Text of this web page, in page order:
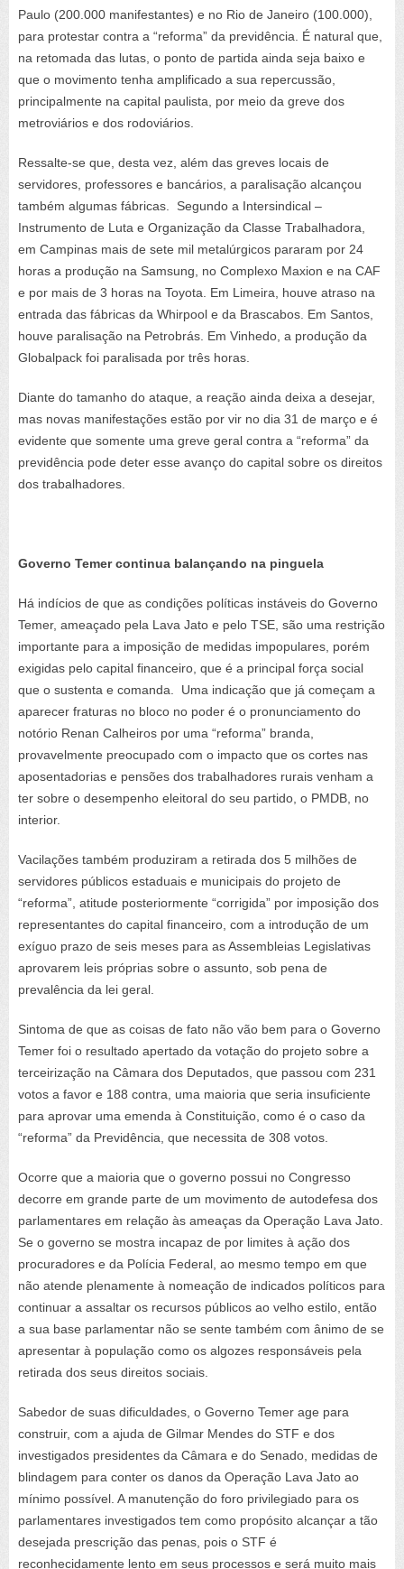
Paulo (200.000 manifestantes) e no Rio de Janeiro (100.000),
para protestar contra a “reforma” da previdência. É natural que,
na retomada das lutas, o ponto de partida ainda seja baixo e
que o movimento tenha amplificado a sua repercussão,
principalmente na capital paulista, por meio da greve dos
metroviários e dos rodoviários.
Ressalte-se que, desta vez, além das greves locais de
servidores, professores e bancários, a paralisação alcançou
também algumas fábricas. Segundo a Intersindical –
Instrumento de Luta e Organização da Classe Trabalhadora,
em Campinas mais de sete mil metalúrgicos pararam por 24
horas a produção na Samsung, no Complexo Maxion e na CAF
e por mais de 3 horas na Toyota. Em Limeira, houve atraso na
entrada das fábricas da Whirpool e da Brascabos. Em Santos,
houve paralisação na Petrobrás. Em Vinhedo, a produção da
Globalpack foi paralisada por três horas.
Diante do tamanho do ataque, a reação ainda deixa a desejar,
mas novas manifestações estão por vir no dia 31 de março e é
evidente que somente uma greve geral contra a “reforma” da
previdência pode deter esse avanço do capital sobre os direitos
dos trabalhadores.
Governo Temer continua balançando na pinguela
Há indícios de que as condições políticas instáveis do Governo
Temer, ameaçado pela Lava Jato e pelo TSE, são uma restrição
importante para a imposição de medidas impopulares, porém
exigidas pelo capital financeiro, que é a principal força social
que o sustenta e comanda. Uma indicação que já começam a
aparecer fraturas no bloco no poder é o pronunciamento do
notório Renan Calheiros por uma “reforma” branda,
provavelmente preocupado com o impacto que os cortes nas
aposentadorias e pensões dos trabalhadores rurais venham a
ter sobre o desempenho eleitoral do seu partido, o PMDB, no
interior.
Vacilações também produziram a retirada dos 5 milhões de
servidores públicos estaduais e municipais do projeto de
“reforma”, atitude posteriormente “corrigida” por imposição dos
representantes do capital financeiro, com a introdução de um
exíguo prazo de seis meses para as Assembleias Legislativas
aprovarem leis próprias sobre o assunto, sob pena de
prevalência da lei geral.
Sintoma de que as coisas de fato não vão bem para o Governo
Temer foi o resultado apertado da votação do projeto sobre a
terceirização na Câmara dos Deputados, que passou com 231
votos a favor e 188 contra, uma maioria que seria insuficiente
para aprovar uma emenda à Constituição, como é o caso da
“reforma” da Previdência, que necessita de 308 votos.
Ocorre que a maioria que o governo possui no Congresso
decorre em grande parte de um movimento de autodefesa dos
parlamentares em relação às ameaças da Operação Lava Jato.
Se o governo se mostra incapaz de por limites à ação dos
procuradores e da Polícia Federal, ao mesmo tempo em que
não atende plenamente à nomeação de indicados políticos para
continuar a assaltar os recursos públicos ao velho estilo, então
a sua base parlamentar não se sente também com ânimo de se
apresentar à população como os algozes responsáveis pela
retirada dos seus direitos sociais.
Sabedor de suas dificuldades, o Governo Temer age para
construir, com a ajuda de Gilmar Mendes do STF e dos
investigados presidentes da Câmara e do Senado, medidas de
blindagem para conter os danos da Operação Lava Jato ao
mínimo possível. A manutenção do foro privilegiado para os
parlamentares investigados tem como propósito alcançar a tão
desejada prescrição das penas, pois o STF é
reconhecidamente lento em seus processos e será muito mais